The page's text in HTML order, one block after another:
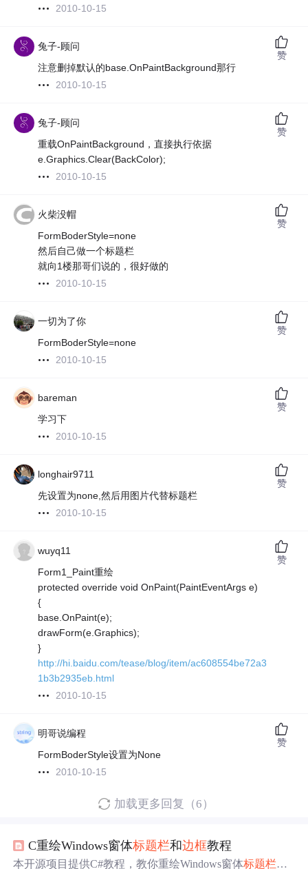
2010-10-15
兔子-顾问
注意删掉默认的base.OnPaintBackground那行
2010-10-15
赞
兔子-顾问
重载OnPaintBackground，直接执行依据
e.Graphics.Clear(BackColor);
2010-10-15
赞
火柴没帽
FormBoderStyle=none
然后自己做一个标题栏
就向1楼那哥们说的，很好做的
2010-10-15
赞
一切为了你
FormBoderStyle=none
2010-10-15
赞
bareman
学习下
2010-10-15
赞
longhair9711
先设置为none,然后用图片代替标题栏
2010-10-15
赞
wuyq11
Form1_Paint重绘
protected override void OnPaint(PaintEventArgs e)
{
base.OnPaint(e);
drawForm(e.Graphics);
}
http://hi.baidu.com/tease/blog/item/ac608554be72a3
1b3b2935eb.html
2010-10-15
赞
明哥说编程
FormBoderStyle设置为None
2010-10-15
赞
加载更多回复（6）
C重绘Windows窗体标题栏和边框教程
本开源项目提供C#教程，教你重绘Windows窗体标题栏和